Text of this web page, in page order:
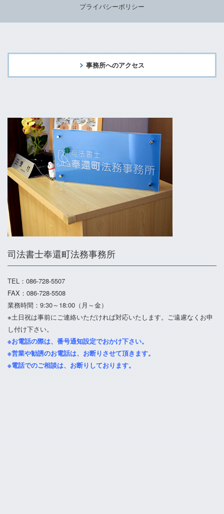
プライバシーポリシー
事務所へのアクセス
司法書士奉還町法務事務所
TEL：086-728-5507
FAX：086-728-5508
業務時間：9:30～18:00（月～金）
※土日祝は事前にご連絡いただければ対応いたします。ご遠慮なくお申
し付け下さい。
※お電話の際は、番号通知設定でおかけ下さい。
※営業や勧誘のお電話は、お断りさせて頂きます。
※電話でのご相談は、お断りしております。